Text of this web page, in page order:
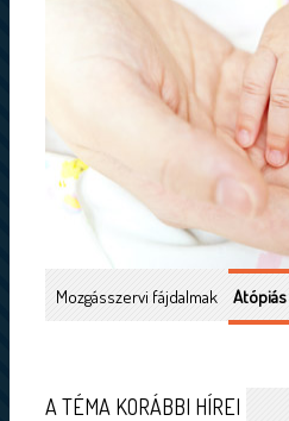
Mozgásszervi fájdalmak
A TÉMA KORÁBBI HÍREI